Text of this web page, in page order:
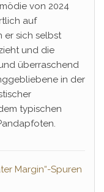
von 2024
auf
er sich selbst
und die
überraschend
in der
typischen
Margin“-Spuren